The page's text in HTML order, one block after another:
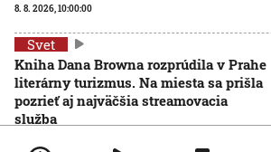
8. 8. 2026, 10:00:00
Svet
Kniha Dana Browna rozprúdila v Prahe
literárny turizmus. Na miesta sa prišla
pozrieť aj najväčšia streamovacia
služba